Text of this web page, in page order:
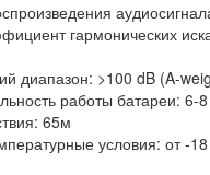
гармонических
диапазон: >100 dB (A-
работы батареи: 6-
65м
условия: от -